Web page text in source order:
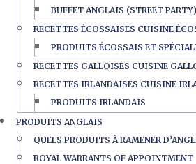
BUFFET ANGLAIS (STREET PARTY)
RECETTES ÉCOSSAISES CUISINE
PRODUITS ÉCOSSAIS ET
RECETTES GALLOISES CUISINE
RECETTES IRLANDAISES CUISINE
PRODUITS IRLANDAIS
PRODUITS ANGLAIS
QUELS PRODUITS À RAMENER
ROYAL WARRANTS OF APPOINTMENT